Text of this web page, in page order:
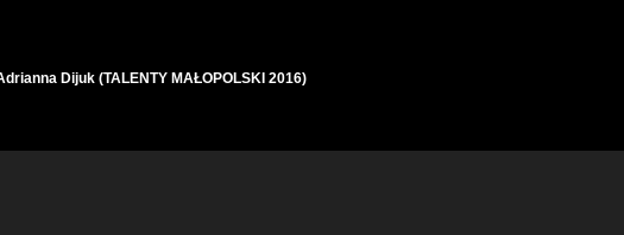
Dijuk (TALENTY MAŁOPOLSKI 2016)